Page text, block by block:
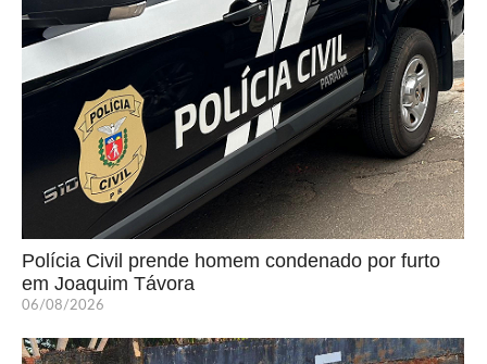
Polícia Civil prende homem condenado por furto
em Joaquim Távora
06/08/2026